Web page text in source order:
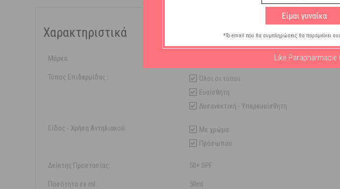
Χαρακτηριστικά
Μάρκα:
Τύπος Επιδερμίδας :
Όλοι οι τύποι
Ευαίσθητη
Δυσανεκτική - Υπερευαίσθητη
Είδος - Χρήση Αντηλιακού:
Με χρώμα
Πρόσωπου
Δείκτης Προστασίας: 50+ SPF
Ποσότητα σε ml: 50ml
Είμαι γυναίκα
*Το email που θα συμπληρώσεις θα παραμείνει
Like Parapharmacie